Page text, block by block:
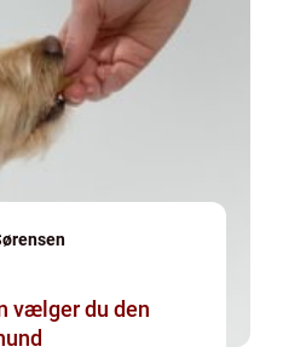
vælger du den